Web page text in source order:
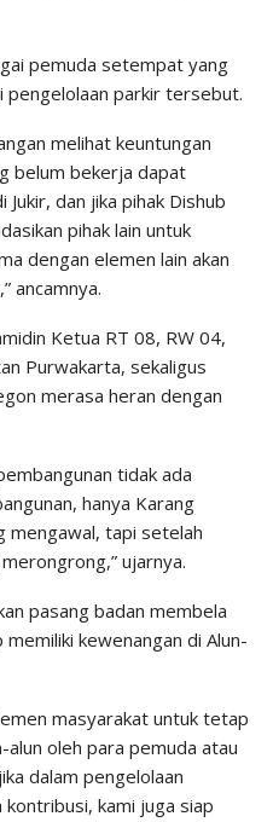
pemuda setempat yang
pengelolaan parkir tersebut.
melihat keuntungan
belum bekerja dapat
dan jika pihak Dishub
pihak lain untuk
dengan elemen lain akan
ancamnya.
Ketua RT 08, RW 04,
Purwakarta, sekaligus
merasa heran dengan
tidak ada
hanya Karang
mengawal, tapi setelah
ujarnya.
pasang badan membela
kewenangan di Alun-
masyarakat untuk tetap
oleh para pemuda atau
dalam pengelolaan
kami juga siap